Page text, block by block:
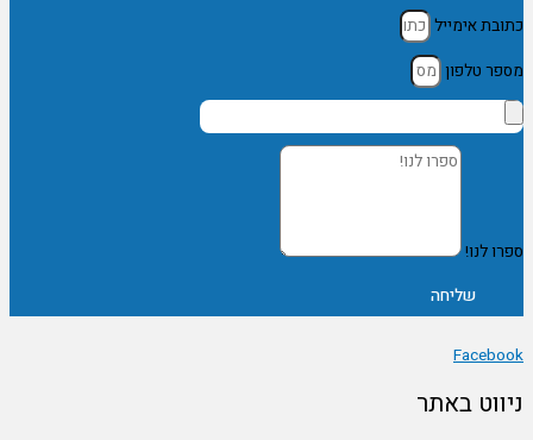
כתובת אימייל
מספר טלפון
ספרו לנו!
שליחה
Facebook
ניווט באתר